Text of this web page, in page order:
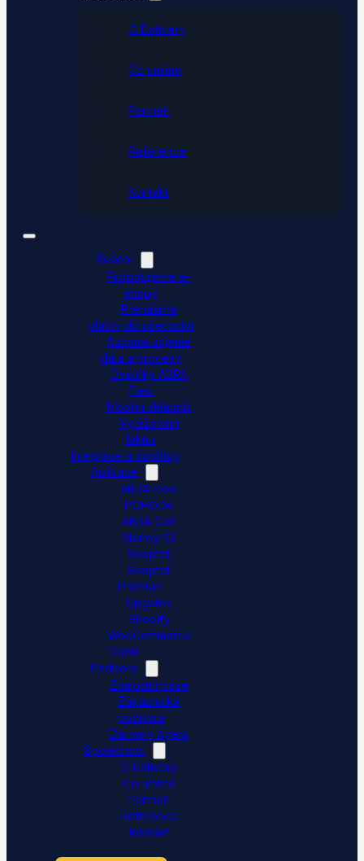
O Dativery
Co umíme
Partneři
Reference
Kontakt
Řešení
Propojujeme e-
shopy
Přenášíme
platby do účetnictví
Automatizujeme
data a procesy
Doplňky ABRA
Flexi
Mobilní skladník
Vytěžování
faktur
Integrace a doplňky
Aplikace
ABRA Flexi
POHODA
ABRA Gen
Money S3
Shoptet
Shoptet
Premium
Upgates
Shopify
WooCommerce
Ceník
Podpora
Znalostní báze
Zákaznická
podpora
Dativery Agent
Společnost
O Dativery
Co umíme
Partneři
Reference
Kontakt